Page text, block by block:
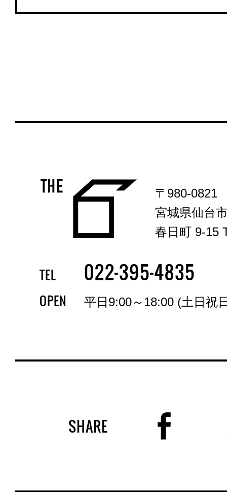
〒980-0821
宮城県仙台
春日町 9-15
TEL 022-395-4835
OPEN 平日9:00～18:00 (土日祝
SHARE